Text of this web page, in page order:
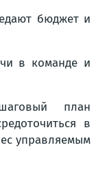
бюджет и
в команде и
план
в
управляемым